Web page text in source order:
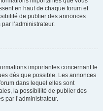
en haut de chaque forum et
de publier des annonces
l’administrateur.
importantes concernant le
dès que possible. Les annonces
dans lequel elles sont
la possibilité de publier des
par l’administrateur.